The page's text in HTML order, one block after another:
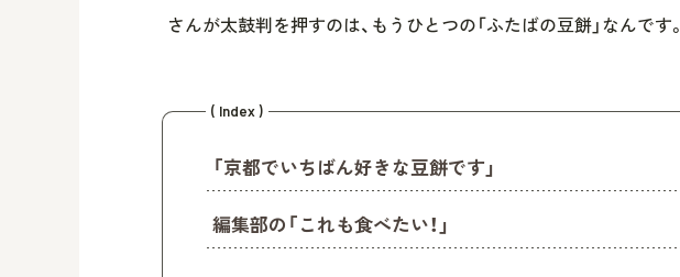
さんが太鼓判を押すのは、もうひとつの「ふたばの豆餅」なんです。
( Index )
「京都でいちばん好きな豆餅です」
編集部の「これも食べたい！」